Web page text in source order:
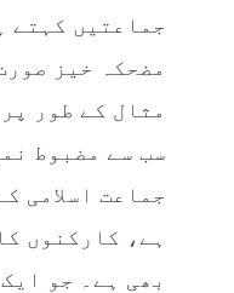
جماعتیں کہتے
مضحکہ خیز
مثال کے طور
سب سے مضبوط
جماعت اسلامی
ہے، کارکنوں
بھی ہے۔ جو